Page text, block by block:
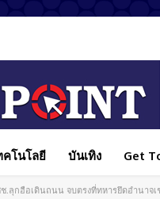
มีวันแทนหมอได้ทั้งหมด
คโนโลยี บันเทิง Get
.ลุกฮือเดินถนน จบตรงที่ทหารยึดอำนาจเ